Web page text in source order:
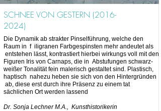
SCHNEE VON GESTERN (2016-
2024)
Die Dynamik ab strakter Pinselführung, welche den
Raum in f iligranen Farbgespinsten mehr andeutet als
entstehen lässt, kontrastiert hierbei wirkungs voll mit den
Figuren Iris von Carnaps, die in Abstufungen schwarz-
weißer Tonalität fein malerisch gestaltet sind. Plastisch,
haptisch nahezu heben sie sich von den Hintergründen
ab, diese erst durch ihre Präsenz zu einem tat
sächlichen Ort werden lassend
Dr. Sonja Lechner M.A., Kunsthistorikerin